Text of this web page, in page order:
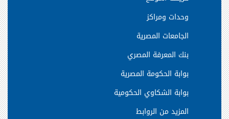
وحدات ومراكز
الجامعات المصرية
بنك المعرفة المصري
بوابة الحكومة المصرية
بوابة الشكاوي الحكومية
المزيد من الروابط